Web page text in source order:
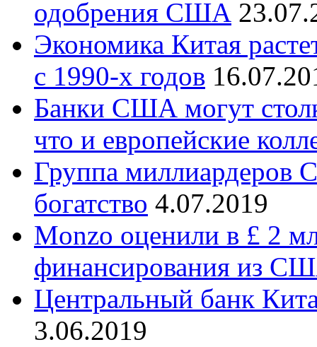
одобрения США
Экономика Китая
с 1990-х годов
Банки США могут
что и европейские
Группа миллиардеров
богатство 4.07.2019
Monzo оценили в £ 2
финансирования из
Центральный банк
3.06.2019